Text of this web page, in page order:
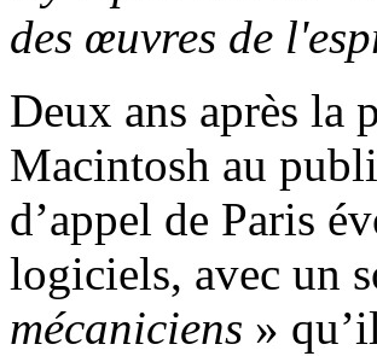
des œuvres de
Deux ans après la
Macintosh au
d’appel de Paris
logiciels, avec un
mécaniciens »